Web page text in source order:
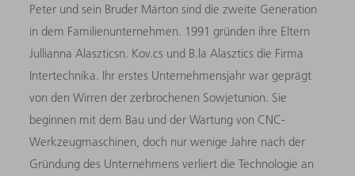
Peter und sein Bruder Márton sind die zweite Generation
in dem Familienunternehmen. 1991 gründen ihre Eltern
Jullianna Alaszticsn. Kov.cs und B.la Alasztics die Firma
Intertechnika. Ihr erstes Unternehmensjahr war geprägt
von den Wirren der zerbrochenen Sowjetunion. Sie
beginnen mit dem Bau und der Wartung von CNC-
Werkzeugmaschinen, doch nur wenige Jahre nach der
Gründung des Unternehmens verliert die Technologie an